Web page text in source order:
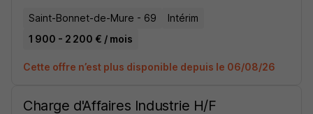
Saint-Bonnet-de-Mure - 69
Intérim
1 900 - 2 200 € / mois
Cette offre n’est plus disponible depuis le 06/08/26
Charge d'Affaires Industrie H/F